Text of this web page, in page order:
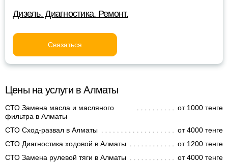
Дизель. Диагностика. Ремонт.
Связаться
Цены на услуги в Алматы
СТО Замена масла и масляного
фильтра в Алматы
от 1000 тенге
СТО Сход-развал в Алматы
от 4000 тенге
СТО Диагностика ходовой в Алматы
от 1200 тенге
СТО Замена рулевой тяги в Алматы
от 4000 тенге